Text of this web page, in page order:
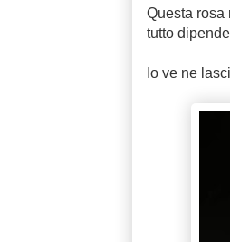
Questa rosa
tutto
Io ve ne